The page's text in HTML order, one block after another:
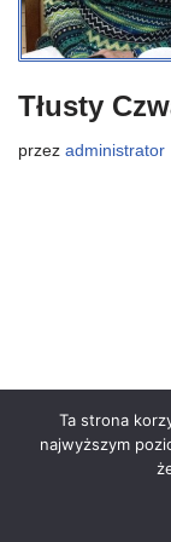
Tłusty
przez administrator
Ta strona
najwyższym